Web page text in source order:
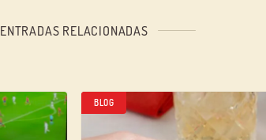
ENTRADAS RELACIONADAS
BLOG